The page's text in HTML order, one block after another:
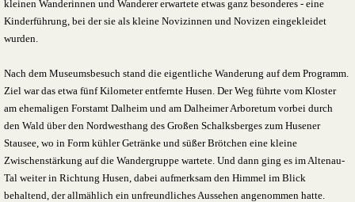
kleinen Wanderinnen und Wanderer erwartete etwas ganz besonderes - eine
Kinderführung, bei der sie als kleine Novizinnen und Novizen eingekleidet
wurden.
Nach dem Museumsbesuch stand die eigentliche Wanderung auf dem Programm.
Ziel war das etwa fünf Kilometer entfernte Husen. Der Weg führte vom Kloster
am ehemaligen Forstamt Dalheim und am Dalheimer Arboretum vorbei durch
den Wald über den Nordwesthang des Großen Schalksberges zum Husener
Stausee, wo in Form kühler Getränke und süßer Brötchen eine kleine
Zwischenstärkung auf die Wandergruppe wartete. Und dann ging es im Altenau-
Tal weiter in Richtung Husen, dabei aufmerksam den Himmel im Blick
behaltend, der allmählich ein unfreundliches Aussehen angenommen hatte.